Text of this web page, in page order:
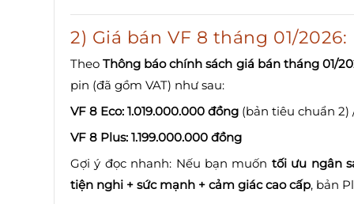
2) Giá bán VF 8 tháng 01/
TheoThông báo chính sách giá bán tháng 01/
pin (đã gồm VAT) như sau:
VF 8 Eco: 1.019.000.000 đồng (bản tiêu chuẩn
VF 8 Plus: 1.199.000.000 đồng
Gợi ý đọc nhanh: Nếu bạn muốn tối ưu ngân
tiện nghi + sức mạnh + cảm giác cao cấp, bản